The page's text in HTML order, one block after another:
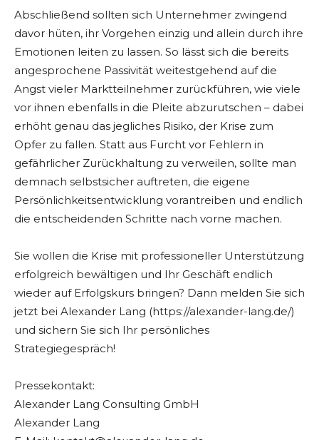
Abschließend sollten sich Unternehmer zwingend
davor hüten, ihr Vorgehen einzig und allein durch ihre
Emotionen leiten zu lassen. So lässt sich die bereits
angesprochene Passivität weitestgehend auf die
Angst vieler Marktteilnehmer zurückführen, wie viele
vor ihnen ebenfalls in die Pleite abzurutschen – dabei
erhöht genau das jegliches Risiko, der Krise zum
Opfer zu fallen. Statt aus Furcht vor Fehlern in
gefährlicher Zurückhaltung zu verweilen, sollte man
demnach selbstsicher auftreten, die eigene
Persönlichkeitsentwicklung vorantreiben und endlich
die entscheidenden Schritte nach vorne machen.
Sie wollen die Krise mit professioneller Unterstützung
erfolgreich bewältigen und Ihr Geschäft endlich
wieder auf Erfolgskurs bringen? Dann melden Sie sich
jetzt bei Alexander Lang (https://alexander-lang.de/)
und sichern Sie sich Ihr persönliches
Strategiegespräch!
Pressekontakt:
Alexander Lang Consulting GmbH
Alexander Lang